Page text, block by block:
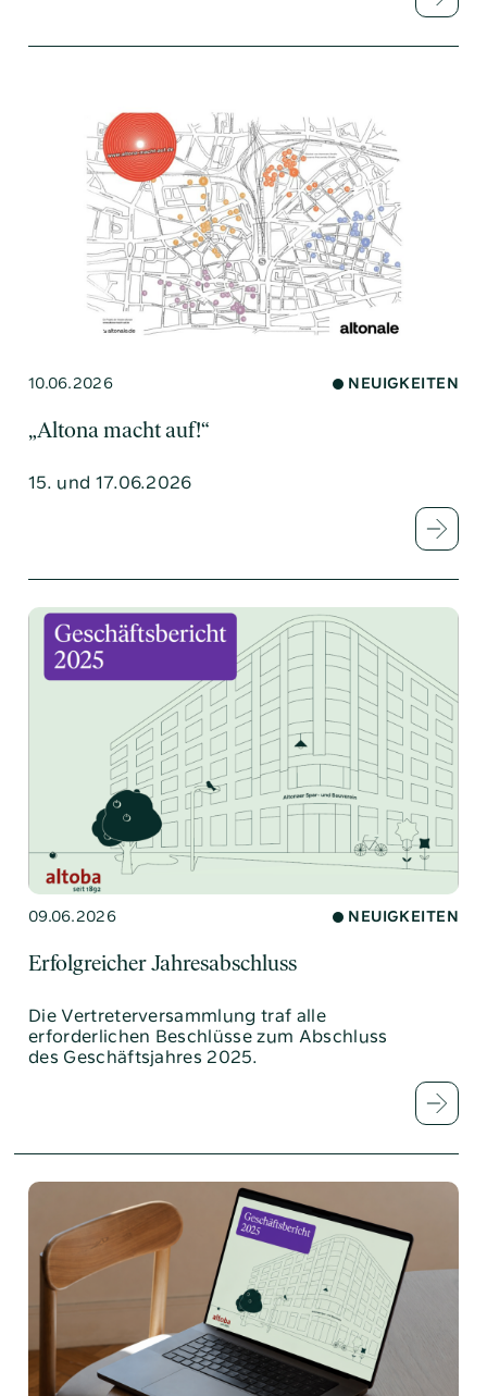
10.06.2026 NEUIGKEITEN
„Altona macht auf!“
15. und 17.06.2026
09.06.2026 NEUIGKEITEN
Erfolgreicher Jahresabschluss
Die Vertreterversammlung traf alle
erforderlichen Beschlüsse zum Abschluss
des Geschäftsjahres 2025.